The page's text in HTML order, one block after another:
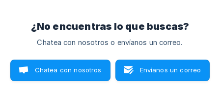
¿No encuentras lo que buscas?
Chatea con nosotros o envíanos un correo.
Chatea con nosotros Envíanos un correo